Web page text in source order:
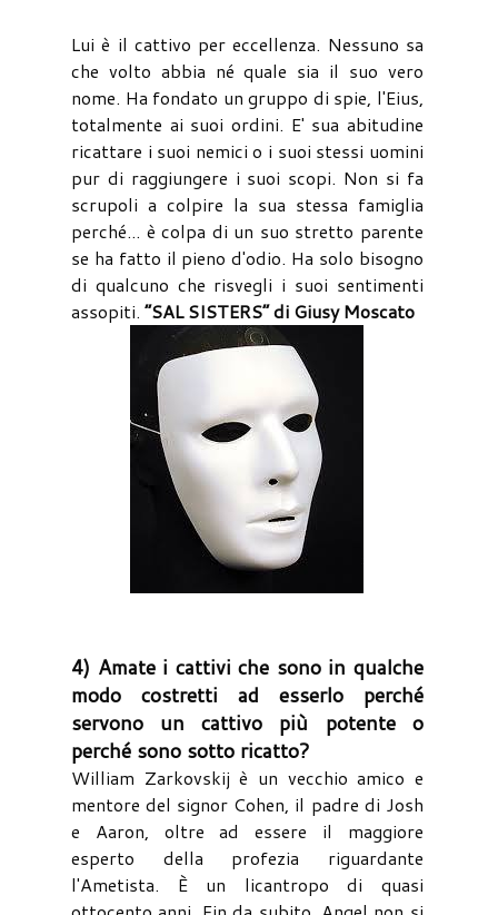
Lui è il cattivo per eccellenza. Nessuno sa
che volto abbia né quale sia il suo vero
nome. Ha fondato un gruppo di spie, l'Eius,
totalmente ai suoi ordini. E' sua abitudine
ricattare i suoi nemici o i suoi stessi uomini
pur di raggiungere i suoi scopi. Non si fa
scrupoli a colpire la sua stessa famiglia
perché... è colpa di un suo stretto parente
se ha fatto il pieno d'odio. Ha solo bisogno
di qualcuno che risvegli i suoi sentimenti
assopiti. “SAL SISTERS” di Giusy Moscato
4) Amate i cattivi che sono in qualche
modo costretti ad esserlo perché
servono un cattivo più potente o
perché sono sotto ricatto?
William Zarkovskij è un vecchio amico e
mentore del signor Cohen, il padre di Josh
e Aaron, oltre ad essere il maggiore
esperto della profezia riguardante
l'Ametista. È un licantropo di quasi